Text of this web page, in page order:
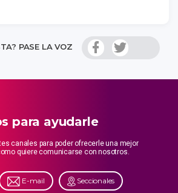
PASE LA VOZ
para ayudarle
canales para poder ofrecerle una mejor
quiere comunicarse con nosotros.
E-mail Seccionales